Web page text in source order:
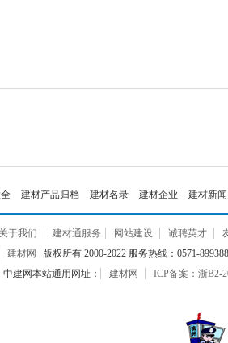
建材产品归档 建材名录 建材企业 建材新闻
关于我们 建材通服务 网站建设 诚聘英才
建材网
版权所有 2000-2022 服务热线：0571-
建网本站通用网址：
建材网 ICP备案：浙B2-